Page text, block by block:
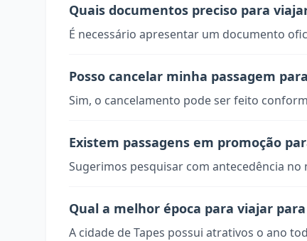
Quais documentos preciso para
É necessário apresentar um documento
Posso cancelar minha passagem
Sim, o cancelamento pode ser feito
Existem passagens em promoção
Sugerimos pesquisar com antecedência
Qual a melhor época para viajar para
A cidade de Tapes possui atrativos o ano